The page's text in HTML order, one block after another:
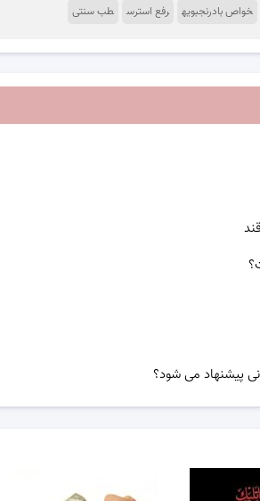
خواص بادرنجبویه رفع استرس طب سنتی
پیشنهاد می شود؟